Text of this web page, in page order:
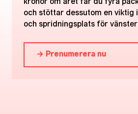
kronor om året får du fyra
och stöttar dessutom en
och spridningsplats för
→ Prenumerera nu